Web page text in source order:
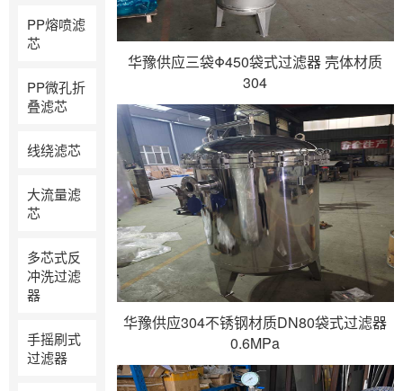
PP熔喷滤
芯
PP微孔折
叠滤芯
线绕滤芯
大流量滤
芯
多芯式反
冲洗过滤
器
手摇刷式
过滤器
华豫供应三袋Φ450袋式过滤器 壳体材质
304
华豫供应304不锈钢材质DN80袋式过滤器
0.6MPa